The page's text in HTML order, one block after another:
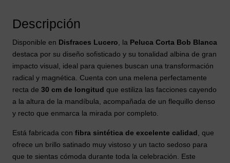
Descripción
Disponible en Disfraces Lucero , la Peluca Corta Bob Blanca
destaca por su diseño sofisticado y su tonalidad albina de gran
impacto visual, ideal para quienes buscan una transformación
radical y magnética. Cuenta con una melena perfectamente
recta de 30 cm de longitud que estiliza las facciones cayendo
a la altura de la mandíbula, acompañada de un flequillo denso
y recto que enmarca la mirada por completo.
Está fabricada con fibra sintética de excelente calidad , que
ofrece un brillo satinado muy vistoso y un tacto sedoso para
que te sientas cómoda durante toda la celebración. Este